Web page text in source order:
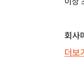
회사
모든
더보기